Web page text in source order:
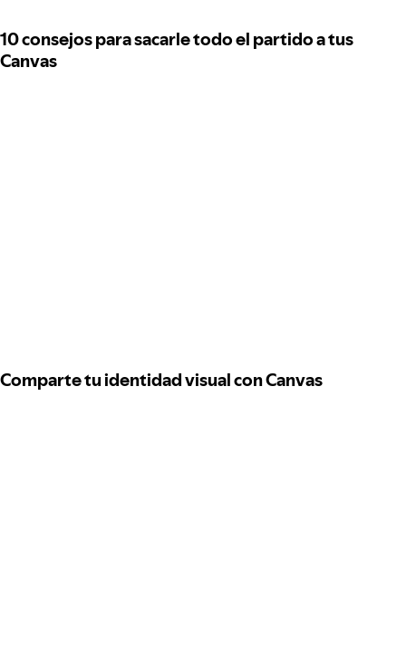
10 consejos para sacarle todo el partido a tus
Canvas
Comparte tu identidad visual con Canvas